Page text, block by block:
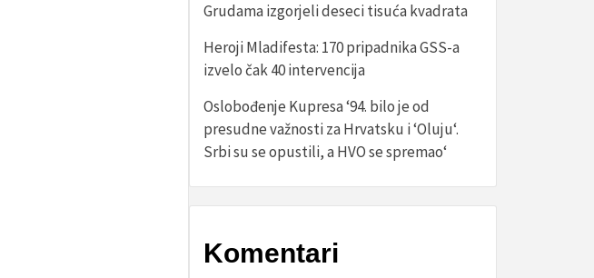
Grudama izgorjeli deseci tisuća kvadrata
Heroji Mladifesta: 170 pripadnika GSS-a
izvelo čak 40 intervencija
Oslobođenje Kupresa ‘94. bilo je od
presudne važnosti za Hrvatsku i ‘Oluju‘.
Srbi su se opustili, a HVO se spremao‘
Komentari